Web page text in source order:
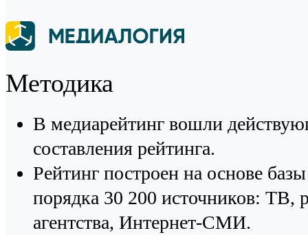
Методика
В медиарейтинг вошли
составления рейтинга.
Рейтинг построен на основе
порядка 30 200 источников:
агентства, Интернет-СМИ.